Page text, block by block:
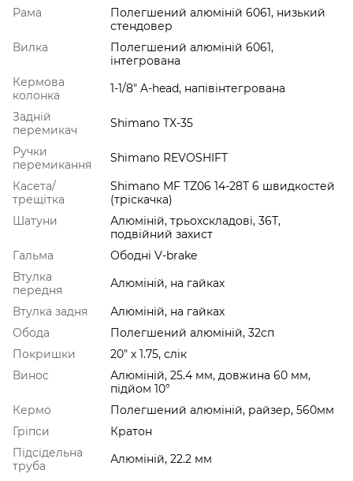
Рама
Полегшений алюміній 6061, низький
стендовер
Вилка
Полегшений алюміній 6061,
інтегрована
Кермова
колонка
1-1/8" A-head, напівінтегрована
Задній
перемикач
Shimano TX-35
Ручки
перемикання
Shimano REVOSHIFT
Касета/
трещітка
Shimano MF TZ06 14-28T 6 швидкостей
(тріскачка)
Шатуни
Алюміній, трьохскладові, 36Т,
подвійний захист
Гальма
Ободні V-brake
Втулка
передня
Алюміній, на гайках
Втулка задня
Алюміній, на гайках
Обода
Полегшений алюміній, 32сп
Покришки
20" x 1.75, слік
Винос
Алюміній, 25.4 мм, довжина 60 мм,
підйом 10°
Кермо
Полегшений алюміній, райзер, 560мм
Гріпси
Кратон
Підсідельна
труба
Алюміній, 22.2 мм